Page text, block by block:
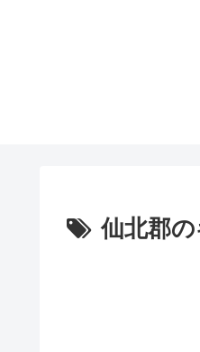
仙北郡